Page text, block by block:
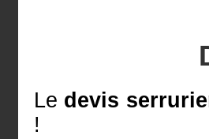
Le devis
!